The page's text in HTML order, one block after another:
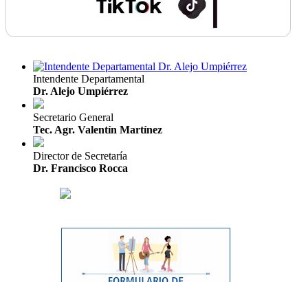
Intendente Departamental
Dr. Alejo Umpiérrez
Secretario General
Tec. Agr. Valentín Martínez
Director de Secretaría
Dr. Francisco Rocca